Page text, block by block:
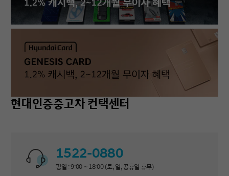
현대인증중고차 컨택센터
1522-0880
평일 : 9:00 ~ 18:00 (토, 일, 공휴일 휴무)